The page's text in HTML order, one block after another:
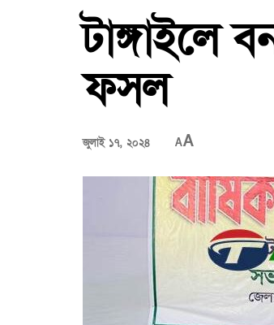
টাঙ্গাইলে
ফসল
জুলাই ১৭, ২০২৪ AA